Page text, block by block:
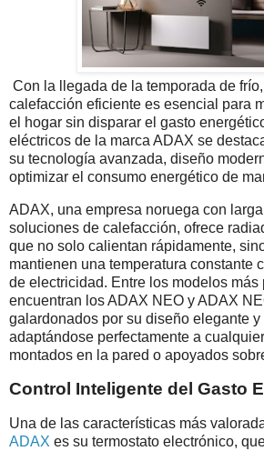
Con la llegada de la temporada de
calefacción eficiente es esencial para
el hogar sin disparar el gasto
eléctricos de la marca ADAX se
su tecnología avanzada, diseño
optimizar el consumo energético de
ADAX, una empresa noruega con
soluciones de calefacción, ofrece
que no solo calientan rápidamente,
mantienen una temperatura constante
de electricidad. Entre los modelos más
encuentran los ADAX NEO y ADAX
galardonados por su diseño elegante y
adaptándose perfectamente a
montados en la pared o apoyados
Control Inteligente del Gasto
Una de las características más
ADAX es su termostato electrónico,